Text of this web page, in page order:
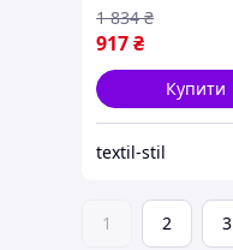
917₴
1 834 ₴
Купити
textil-stil
1 2 3